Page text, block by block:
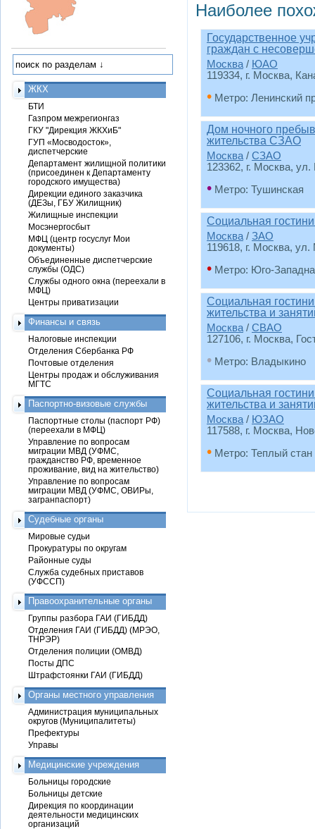
Наиболее
Государственное
граждан с
Москва / ЮАО
119334, г. Москва,
• Метро: Ленинский
Дом ночного
жительства СЗАО
Москва / СЗАО
123362, г. Москва,
• Метро: Тушинская
Социальная
Москва / ЗАО
119618, г. Москва,
• Метро: Юго-
Социальная
жительства и
Москва / СВАО
127106, г. Москва,
• Метро: Владыкино
Социальная
жительства и
Москва / ЮЗАО
117588, г. Москва,
• Метро: Теплый стан
ЖКХ
БТИ
Газпром межрегионгаз
ГКУ "Дирекция ЖКХиБ"
ГУП «Мосводосток»,
диспетчерские
Департамент жилищной политики
(присоединен к Департаменту
городского имущества)
Дирекции единого заказчика
(ДЕЗы, ГБУ Жилищник)
Жилищные инспекции
Мосэнергосбыт
МФЦ (центр госуслуг Мои
документы)
Объединенные диспетчерские
службы (ОДС)
Службы одного окна (переехали в
МФЦ)
Центры приватизации
Финансы и связь
Налоговые инспекции
Отделения Сбербанка РФ
Почтовые отделения
Центры продаж и обслуживания
МГТС
Паспортно-визовые службы
Паспортные столы (паспорт РФ)
(переехали в МФЦ)
Управление по вопросам
миграции МВД (УФМС,
гражданство РФ, временное
проживание, вид на жительство)
Управление по вопросам
миграции МВД (УФМС, ОВИРы,
загранпаспорт)
Судебные органы
Мировые судьи
Прокуратуры по округам
Районные суды
Служба судебных приставов
(УФССП)
Правоохранительные органы
Группы разбора ГАИ (ГИБДД)
Отделения ГАИ (ГИБДД) (МРЭО,
ТНРЭР)
Отделения полиции (ОМВД)
Посты ДПС
Штрафстоянки ГАИ (ГИБДД)
Органы местного управления
Администрация муниципальных
округов (Муниципалитеты)
Префектуры
Управы
Медицинские учреждения
Больницы городские
Больницы детские
Дирекция по координации
деятельности медицинских
организаций